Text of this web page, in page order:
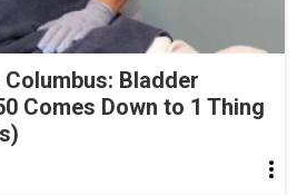
Bladder
Comes Down to 1 Thing